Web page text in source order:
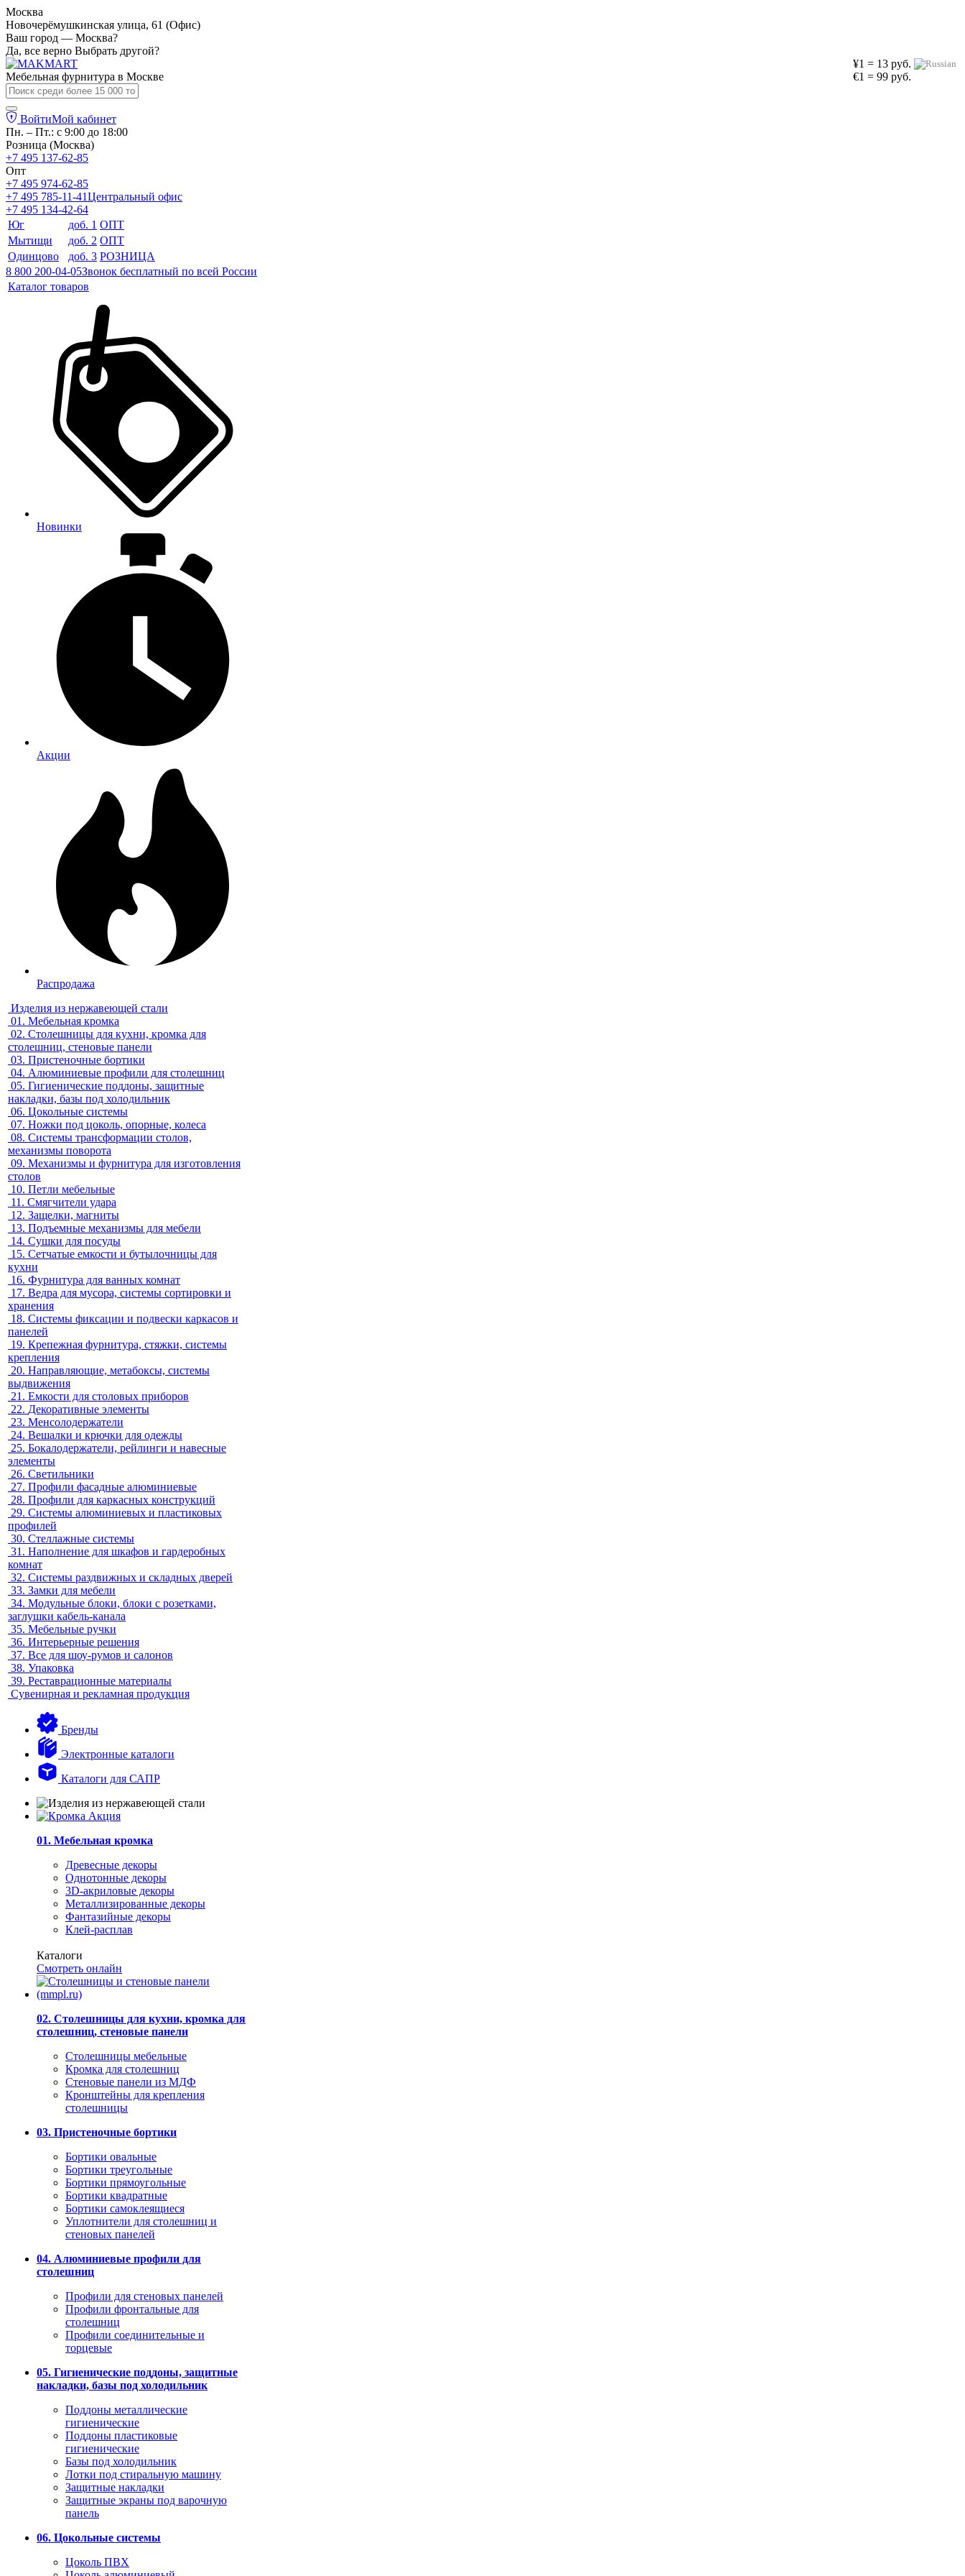
Москва
Новочерёмушкинская улица, 61 (Офис)
Ваш город — Москва?
Да, все верно Выбрать другой?
¥1 = 13 руб.
€1 = 99 руб.
Мебельная фурнитура в Москве
ВойтиМой кабинет
Пн. – Пт.: с 9:00 до 18:00
Розница (Москва)
+7 495 137-62-85
Опт
+7 495 974-62-85
+7 495 785-11-41Центральный офис
+7 495 134-42-64
Юг
доб. 1 ОПТ
Мытищи
доб. 2 ОПТ
Одинцово
доб. 3 РОЗНИЦА
8 800 200-04-05Звонок бесплатный по всей России
Каталог товаров
Новинки
Акции
Распродажа
Изделия из нержавеющей стали
01. Мебельная кромка
02. Столешницы для кухни, кромка для
столешниц, стеновые панели
03. Пристеночные бортики
04. Алюминиевые профили для столешниц
05. Гигиенические поддоны, защитные
накладки, базы под холодильник
06. Цокольные системы
07. Ножки под цоколь, опорные, колеса
08. Системы трансформации столов,
механизмы поворота
09. Механизмы и фурнитура для изготовления
столов
10. Петли мебельные
11. Смягчители удара
12. Защелки, магниты
13. Подъемные механизмы для мебели
14. Сушки для посуды
15. Сетчатые емкости и бутылочницы для
кухни
16. Фурнитура для ванных комнат
17. Ведра для мусора, системы сортировки и
хранения
18. Системы фиксации и подвески каркасов и
панелей
19. Крепежная фурнитура, стяжки, системы
крепления
20. Направляющие, метабоксы, системы
выдвижения
21. Емкости для столовых приборов
22. Декоративные элементы
23. Менсолодержатели
24. Вешалки и крючки для одежды
25. Бокалодержатели, рейлинги и навесные
элементы
26. Светильники
27. Профили фасадные алюминиевые
28. Профили для каркасных конструкций
29. Системы алюминиевых и пластиковых
профилей
30. Стеллажные системы
31. Наполнение для шкафов и гардеробных
комнат
32. Системы раздвижных и складных дверей
33. Замки для мебели
34. Модульные блоки, блоки с розетками,
заглушки кабель-канала
35. Мебельные ручки
36. Интерьерные решения
37. Все для шоу-румов и салонов
38. Упаковка
39. Реставрационные материалы
Сувенирная и рекламная продукция
Бренды
Электронные каталоги
Каталоги для САПР
01. Мебельная кромка
Древесные декоры
Однотонные декоры
3D-акриловые декоры
Металлизированные декоры
Фантазийные декоры
Клей-расплав
Каталоги
Смотреть онлайн
02. Столешницы для кухни, кромка для
столешниц, стеновые панели
Столешницы мебельные
Кромка для столешниц
Стеновые панели из МДФ
Кронштейны для крепления
столешницы
03. Пристеночные бортики
Бортики овальные
Бортики треугольные
Бортики прямоугольные
Бортики квадратные
Бортики самоклеящиеся
Уплотнители для столешниц и
стеновых панелей
04. Алюминиевые профили для
столешниц
Профили для стеновых панелей
Профили фронтальные для
столешниц
Профили соединительные и
торцевые
05. Гигиенические поддоны, защитные
накладки, базы под холодильник
Поддоны металлические
гигиенические
Поддоны пластиковые
гигиенические
Базы под холодильник
Лотки под стиральную машину
Защитные накладки
Защитные экраны под варочную
панель
06. Цокольные системы
Цоколь ПВХ